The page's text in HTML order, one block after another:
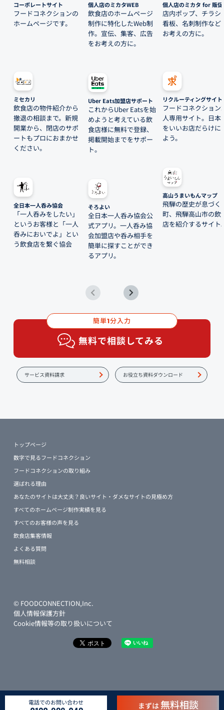
コーポレートサイト
フードコネクションの
ホームページです。
ミセカリ
飲食店の物件紹介から
撤退の相談まで。新規
開業から、閉店のサポ
ートもプロにおまかせ
ください。
全日本一人呑み協会
「一人呑みをしたい」
というお客様と「一人
呑みにおいでよ」とい
う飲食店を繋ぐ協会
個人店のミカタWEB
飲食店のホームページ
制作に特化したWeb制
作。宣伝、集客、広告
をお考えの方に。
Uber Eats加盟店サポート
これからUber Eatsを始
めようと考えている飲
食店様に無料で登録、
掲載開始までをサポー
ト。
そろよい
全日本一人呑み協会公
式アプリ。一人呑み協
会加盟店や呑み相手を
簡単に探すことができ
るアプリ。
個人店のミカタ for 販促
店内ポップ、チラシ
看板、名刺制作など
お考えの方に。
リクルーティングサイト
フードコネクション
人専用サイト。日本
をいいお店だらけに
よう。
高山うまいもんマップ
飛騨の歴史が息づく
町、飛騨高山市の飲
店を紹介するサイト
簡単1分入力
無料で相談してみる
サービス資料請求 お役立ち資料ダウンロード
トップページ
数字で見るフードコネクション
フードコネクションの取り組み
選ばれる理由
あなたのサイトは大丈夫？良いサイト・ダメなサイトの見極め方
すべてのホームページ制作実績を見る
すべてのお客様の声を見る
飲食店集客情報
よくある質問
無料相談
© FOODCONNECTION,Inc.
個人情報保護方針
Cookie情報等の取り扱いについて
電話でのお問い合わせ まずは 無料相談